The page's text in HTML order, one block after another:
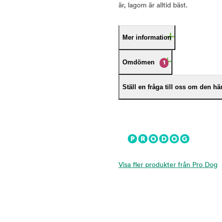
är, lagom är alltid bäst.
Mer information
Omdömen 1
Ställ en fråga till oss om den
Visa fler produkter från Pro Dog